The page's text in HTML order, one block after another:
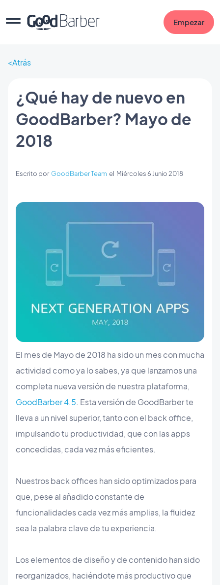
Empezar
Atrás
¿Qué hay de nuevo en
GoodBarber? Mayo de
2018
Escrito por GoodBarber Team el Miércoles 6 Junio 2018
El mes de Mayo de 2018 ha sido un mes con mucha
actividad como ya lo sabes, ya que lanzamos una
completa nueva versión de nuestra plataforma,
GoodBarber 4.5. Esta versión de GoodBarber te
lleva a un nivel superior, tanto con el back office,
impulsando tu productividad, que con las apps
concedidas, cada vez más eficientes.
Nuestros back offices han sido optimizados para
que, pese al añadido constante de
funcionalidades cada vez más amplias, la fluidez
sea la palabra clave de tu experiencia.
Los elementos de diseño y de contenido han sido
reorganizados, haciéndote más productivo que